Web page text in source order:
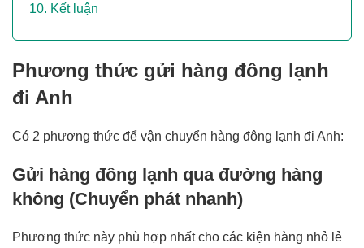
Kết luận
Phương thức gửi hàng đông lạnh
đi Anh
Có 2 phương thức để vận chuyển hàng đông lạnh đi Anh:
Gửi hàng đông lạnh qua đường hàng
không (Chuyển phát nhanh)
Phương thức này phù hợp nhất cho các kiện hàng nhỏ lẻ